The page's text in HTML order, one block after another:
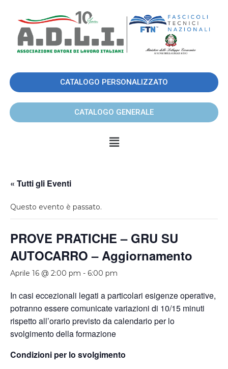
CATALOGO PERSONALIZZATO
CATALOGO GENERALE
« Tutti gli Eventi
Questo evento è passato.
PROVE PRATICHE – GRU SU
AUTOCARRO – Aggiornamento
Aprile 16 @ 2:00 pm - 6:00 pm
In casi eccezionali legati a particolari esigenze operative,
potranno essere comunicate variazioni di 10/15 minuti
rispetto all’orario previsto da calendario per lo
svolgimento della formazione
Condizioni per lo svolgimento